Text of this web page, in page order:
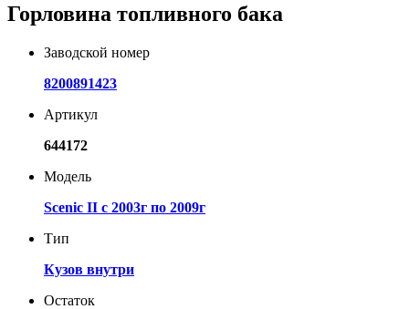
Горловина топливного бака
Заводской номер
8200891423
Артикул
644172
Модель
Scenic II с 2003г по 2009г
Тип
Кузов внутри
Остаток